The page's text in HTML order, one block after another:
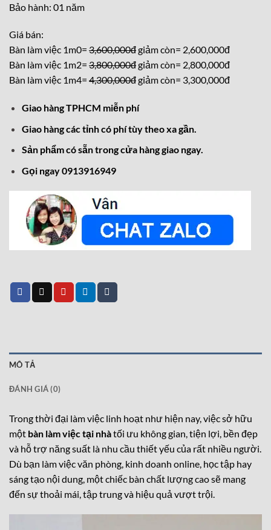
Bảo hành: 01 năm
Giá bán:
Bàn làm việc 1m0= 3,600,000đgiảm còn= 2,600,000đ
Bàn làm việc 1m2= 3,800,000đgiảm còn= 2,800,000đ
Bàn làm việc 1m4= 4,300,000đgiảm còn= 3,300,000đ
Giao hàng TPHCM miễn phí
Giao hàng các tỉnh có phí tùy theo xa gần.
Sản phẩm có sẵn trong cửa hàng giao ngay.
Gọi ngay 0913916949
MÔ TẢ
ĐÁNH GIÁ (0)
Trong thời đại làm việc linh hoạt như hiện nay, việc sở hữu
một bàn làm việc tại nhàtối ưu không gian, tiện lợi, bền đẹp
và hỗ trợ năng suất là nhu cầu thiết yếu của rất nhiều người.
Dù bạn làm việc văn phòng, kinh doanh online, học tập hay
sáng tạo nội dung, một chiếc bàn chất lượng cao sẽ mang
đến sự thoải mái, tập trung và hiệu quả vượt trội.